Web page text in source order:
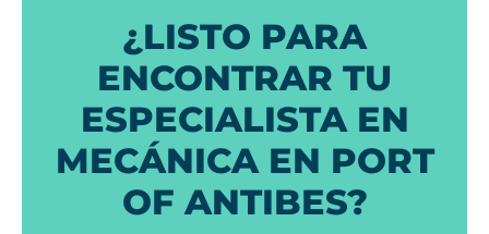
¿LISTO PARA
ENCONTRAR TU
ESPECIALISTA EN
MECÁNICA EN PORT
OF ANTIBES?